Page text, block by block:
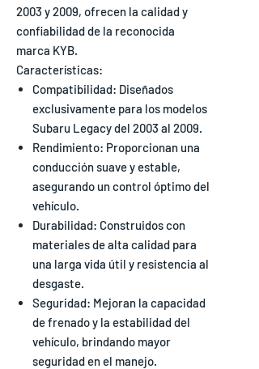
2003 y 2009, ofrecen la calidad y
confiabilidad de la reconocida
marca KYB.
Características:
Compatibilidad: Diseñados
exclusivamente para los modelos
Subaru Legacy del 2003 al 2009.
Rendimiento: Proporcionan una
conducción suave y estable,
asegurando un control óptimo del
vehículo.
Durabilidad: Construidos con
materiales de alta calidad para
una larga vida útil y resistencia al
desgaste.
Seguridad: Mejoran la capacidad
de frenado y la estabilidad del
vehículo, brindando mayor
seguridad en el manejo.